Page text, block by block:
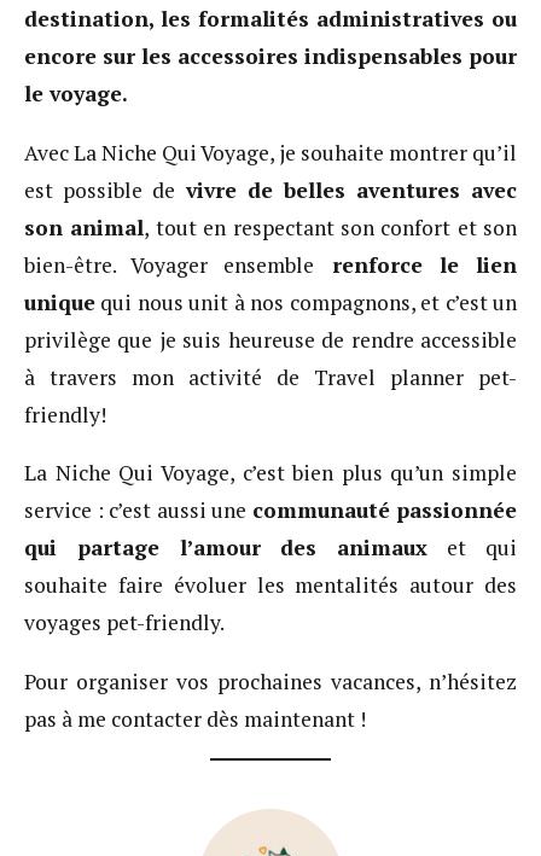
destination, les formalités administratives ou
encore sur les accessoires indispensables pour
le voyage.
Avec La Niche Qui Voyage, je souhaite montrer qu’il
est possible de vivre de belles aventures avec
son animal, tout en respectant son confort et son
bien-être. Voyager ensemble renforce le lien
unique qui nous unit à nos compagnons, et c’est un
privilège que je suis heureuse de rendre accessible
à travers mon activité de Travel planner pet-
friendly!
La Niche Qui Voyage, c’est bien plus qu’un simple
service : c’est aussi une communauté passionnée
qui partage l’amour des animaux et qui
souhaite faire évoluer les mentalités autour des
voyages pet-friendly.
Pour organiser vos prochaines vacances, n’hésitez
pas à me contacter dès maintenant !